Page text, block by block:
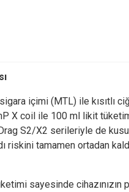
içimi (MTL) ile kısıtlı
X coil ile 100 ml likit
S2/X2 serileriyle de
tamamen ortadan
sayesinde cihazınızın